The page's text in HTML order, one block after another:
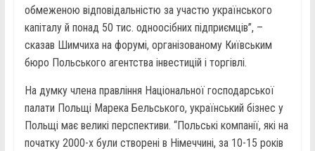
обмеженою відповідальністю за участю українського
капіталу й понад 50 тис. одноосібних підприємців”, –
сказав Шимчиха на форумі, організованому Київським
бюро Польського агентства інвестицій і торгівлі.
На думку члена правління Національної господарської
палати Польщі Марека Бельського, український бізнес у
Польщі має великі перспективи. “Польські компанії, які на
початку 2000-х були створені в Німеччині, за 10-15 років